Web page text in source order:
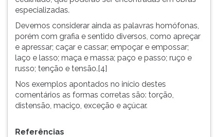
especializadas.
Devemos considerar ainda as palavras homófonas,
porém com grafia e sentido diversos, como apreçar
e apressar; caçar e cassar; empoçar e empossar;
laço e lasso; maça e massa; paço e passo; ruço e
russo; tenção e tensão.[4]
Nos exemplos apontados no início destes
comentários as formas corretas são: torção,
distensão, maciço, exceção e açúcar.
Referências